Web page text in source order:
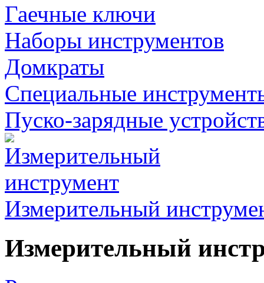
Гаечные ключи
Наборы инструментов
Домкраты
Специальные
Пуско-зарядные
Измерительный
Измерительный